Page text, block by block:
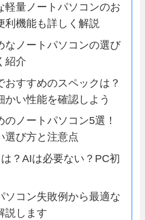
軽量ノートパソコンのお
利機能も詳しく解説
なノートパソコンの選び
紹介
おすすめのスペックは？
かい性能を確認しよう
ノートパソコン5選！
選び方と注意点
？AIは必要ない？PC初
ソコン失敗例から最適な
説します